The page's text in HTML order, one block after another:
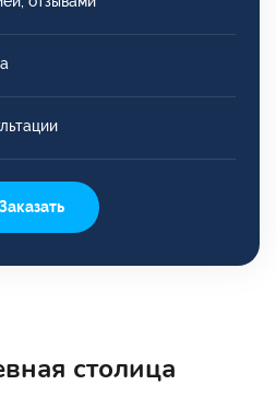
Заказать
столица